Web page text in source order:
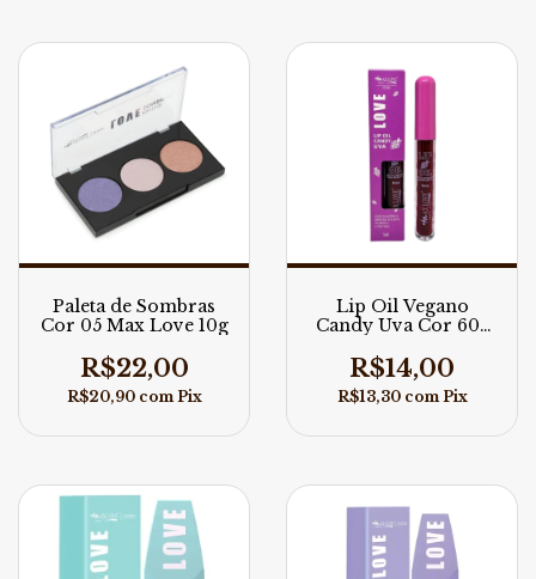
Paleta de Sombras
Cor 05 Max Love 10g
R$22,00
R$20,90 com Pix
Lip Oil Vegano
Candy Uva Cor 605
R$14,00
R$13,30 com Pix